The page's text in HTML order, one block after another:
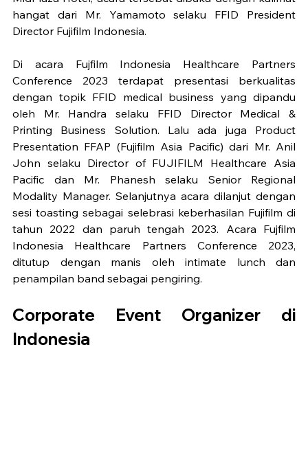
hangat dari Mr. Yamamoto selaku FFID President
Director Fujifilm Indonesia.
Di acara Fujfilm Indonesia Healthcare Partners
Conference 2023 terdapat presentasi berkualitas
dengan topik FFID medical business yang dipandu
oleh Mr. Handra selaku FFID Director Medical &
Printing Business Solution. Lalu ada juga Product
Presentation FFAP (Fujifilm Asia Pacific) dari Mr. Anil
John selaku Director of FUJIFILM Healthcare Asia
Pacific dan Mr. Phanesh selaku Senior Regional
Modality Manager. Selanjutnya acara dilanjut dengan
sesi toasting sebagai selebrasi keberhasilan Fujifilm di
tahun 2022 dan paruh tengah 2023. Acara Fujfilm
Indonesia Healthcare Partners Conference 2023,
ditutup dengan manis oleh intimate lunch dan
penampilan band sebagai pengiring.
Corporate Event Organizer di
Indonesia